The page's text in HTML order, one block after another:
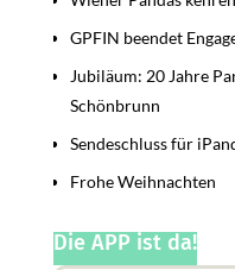
GPFIN beendet
Jubiläum: 20 Jahre
Schönbrunn
Sendeschluss für
Frohe Weihnachten
Die APP ist da!